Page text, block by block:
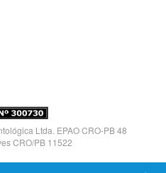
Ltda. EPAO CRO-PB 48
CRO/PB 11522